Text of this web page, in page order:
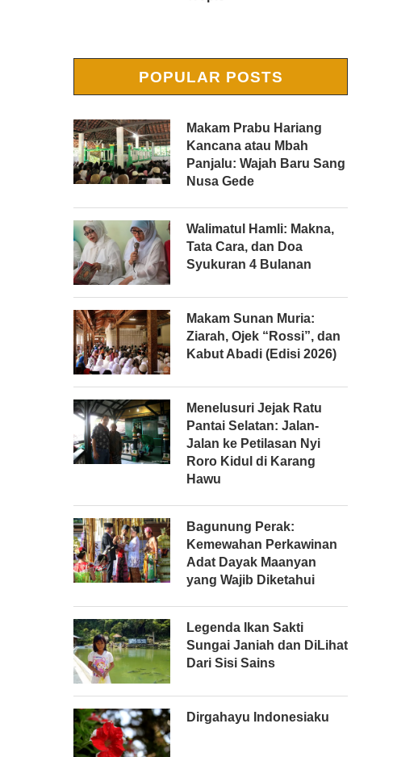
POPULAR POSTS
Makam Prabu Hariang
Kancana atau Mbah
Panjalu: Wajah Baru Sang
Nusa Gede
Walimatul Hamli: Makna,
Tata Cara, dan Doa
Syukuran 4 Bulanan
Makam Sunan Muria:
Ziarah, Ojek “Rossi”, dan
Kabut Abadi (Edisi 2026)
Menelusuri Jejak Ratu
Pantai Selatan: Jalan-
Jalan ke Petilasan Nyi
Roro Kidul di Karang
Hawu
Bagunung Perak:
Kemewahan Perkawinan
Adat Dayak Maanyan
yang Wajib Diketahui
Legenda Ikan Sakti
Sungai Janiah dan DiLihat
Dari Sisi Sains
Dirgahayu Indonesiaku